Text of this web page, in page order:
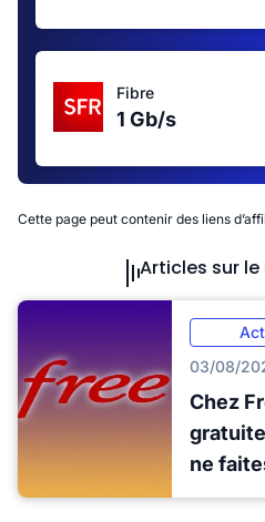
Fibre
1 Gb/s
Cette page peut contenir des liens
Articles sur
03/08/
Chez
ne